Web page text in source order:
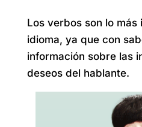
Los verbos son lo más
idioma, ya que con
información sobre las
deseos del hablante.